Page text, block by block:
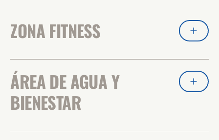
ZONA FITNESS
ÁREA DE AGUA Y
BIENESTAR